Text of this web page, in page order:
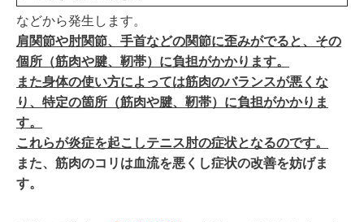
などから発生します。
肩関節や肘関節、手首などの関節に歪みがでると、その
個所（筋肉や腱、靭帯）に負担がかかります。
また身体の使い方によっては筋肉のバランスが悪くな
り、特定の箇所（筋肉や腱、靭帯）に負担がかかりま
す。
これらが炎症を起こしテニス肘の症状となるのです。
また、筋肉のコリは血流を悪くし症状の改善を妨げま
す。